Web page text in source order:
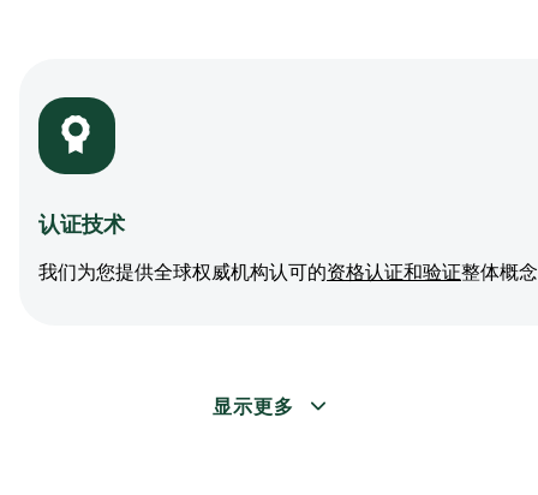
认证技术
我们为您提供全球权威机构认可的资格认证和验证整体概
显示更多